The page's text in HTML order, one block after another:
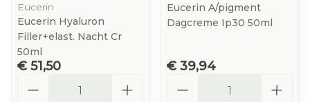
Eucerin
Eucerin Hyaluron
Filler+elast. Nacht Cr
50ml
€ 51,50
Eucerin A/pigment
Dagcreme Ip30 50ml
€ 39,94